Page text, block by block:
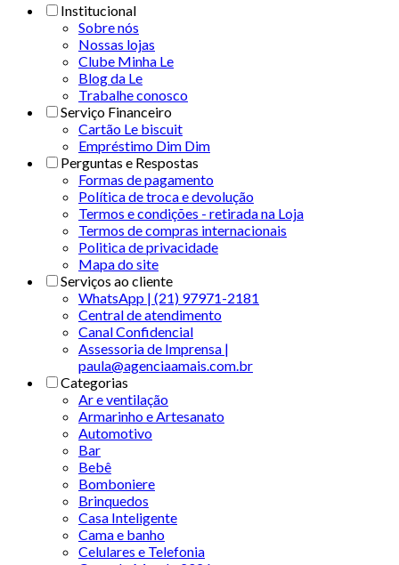
Institucional
Sobre nós
Nossas lojas
Clube Minha Le
Blog da Le
Trabalhe conosco
Serviço Financeiro
Cartão Le biscuit
Empréstimo Dim Dim
Perguntas e Respostas
Formas de pagamento
Política de troca e devolução
Termos e condições - retirada na Loja
Termos de compras internacionais
Politica de privacidade
Mapa do site
Serviços ao cliente
WhatsApp | (21) 97971-2181
Central de atendimento
Canal Confidencial
Assessoria de Imprensa |
paula@agenciaamais.com.br
Categorias
Ar e ventilação
Armarinho e Artesanato
Automotivo
Bar
Bebê
Bomboniere
Brinquedos
Casa Inteligente
Cama e banho
Celulares e Telefonia